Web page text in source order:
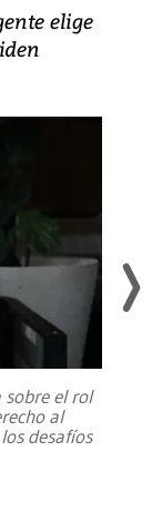
elige
el rol
al
desafíos